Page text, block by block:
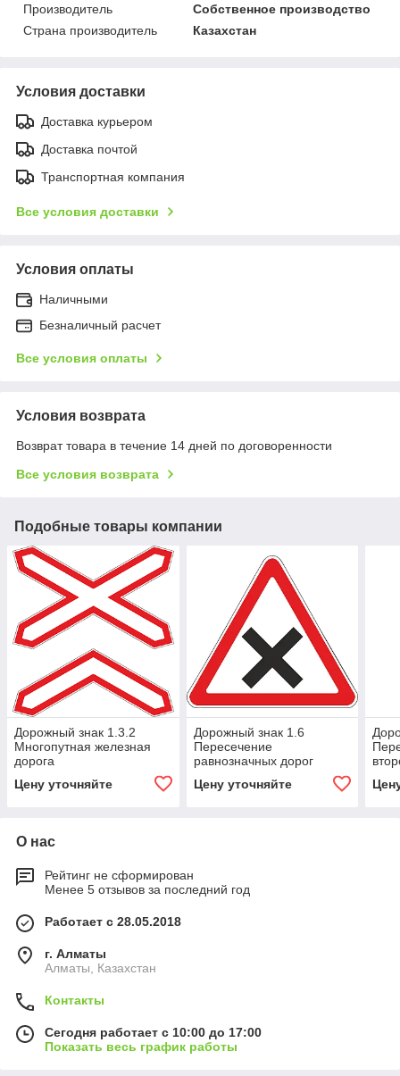
Производитель
Собственное производство
Страна производитель
Казахстан
Условия доставки
Доставка курьером
Доставка почтой
Транспортная компания
Все условия доставки
Условия оплаты
Наличными
Безналичный расчет
Все условия оплаты
Условия возврата
Возврат товара в течение 14 дней по договоренности
Все условия возврата
Подобные товары компании
Дорожный знак 1.3.2
Многопутная железная
дорога
Цену уточняйте
Дорожный знак 1.6
Пересечение
равнозначных дорог
Цену уточняйте
О нас
Рейтинг не сформирован
Менее 5 отзывов за последний год
Работает с 28.05.2018
г. Алматы
Алматы, Казахстан
Контакты
Сегодня работает с 10:00 до 17:00
Показать весь график работы